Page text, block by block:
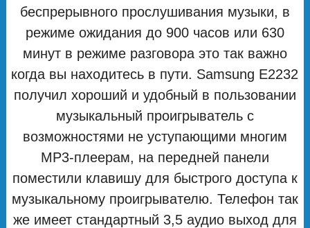
беспрерывного прослушивания музыки, в
режиме ожидания до 900 часов или 630
минут в режиме разговора это так важно
когда вы находитесь в пути. Samsung E2232
получил хороший и удобный в пользовании
музыкальный проигрыватель с
возможностями не уступающими многим
MP3-плеерам, на передней панели
поместили клавишу для быстрого доступа к
музыкальному проигрывателю. Телефон так
же имеет стандартный 3,5 аудио выход для